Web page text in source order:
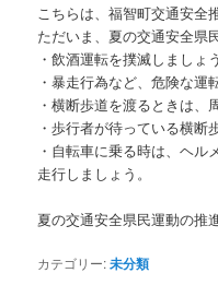
こちらは、福智町交通安全
ただいま、夏の交通安全県
・飲酒運転を撲滅しましょう
・暴走行為など、危険な運
・横断歩道を渡るときは、
・歩行者が待っている横断
・自転車に乗る時は、ヘ
走行しましょう。
夏の交通安全県民運動の推
カテゴリー:未分類